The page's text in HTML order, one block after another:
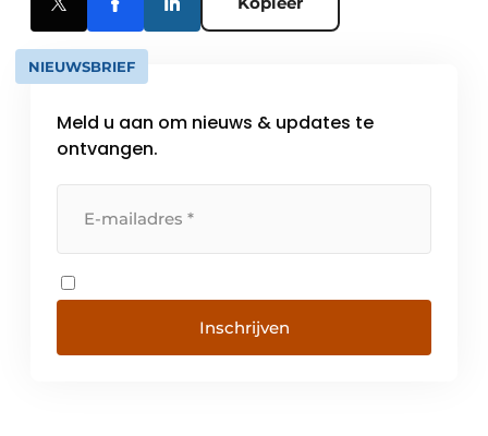
NIEUWSBRIEF
Meld u aan om nieuws & updates te
ontvangen.
Inschrijven